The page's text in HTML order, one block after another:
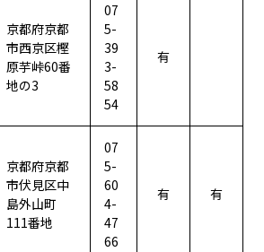
京都府京都
市西京区樫
原芋峠60番
地の3
07
5-
39
3-
58
54
有
京都府京都
市伏見区中
島外山町
111番地
07
5-
60
4-
47
66
有 有